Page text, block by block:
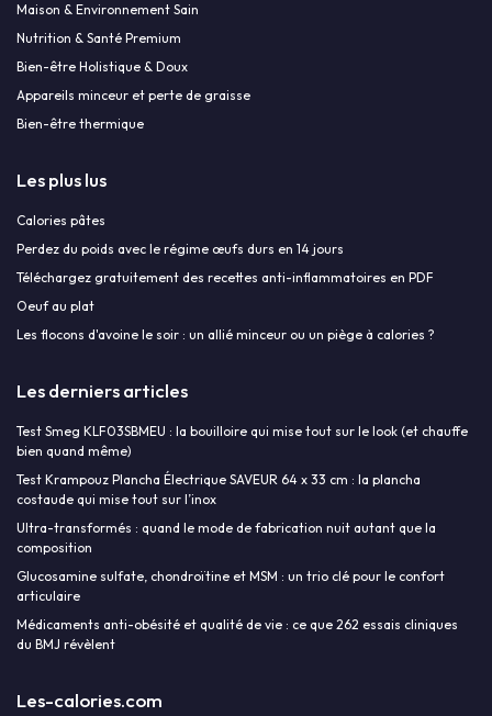
Maison & Environnement Sain
Nutrition & Santé Premium
Bien-être Holistique & Doux
Appareils minceur et perte de graisse
Bien-être thermique
Les plus lus
Calories pâtes
Perdez du poids avec le régime œufs durs en 14 jours
Téléchargez gratuitement des recettes anti-inflammatoires en PDF
Oeuf au plat
Les flocons d'avoine le soir : un allié minceur ou un piège à calories ?
Les derniers articles
Test Smeg KLF03SBMEU : la bouilloire qui mise tout sur le look (et chauffe
bien quand même)
Test Krampouz Plancha Électrique SAVEUR 64 x 33 cm : la plancha
costaude qui mise tout sur l’inox
Ultra-transformés : quand le mode de fabrication nuit autant que la
composition
Glucosamine sulfate, chondroïtine et MSM : un trio clé pour le confort
articulaire
Médicaments anti-obésité et qualité de vie : ce que 262 essais cliniques
du BMJ révèlent
Les-calories.com